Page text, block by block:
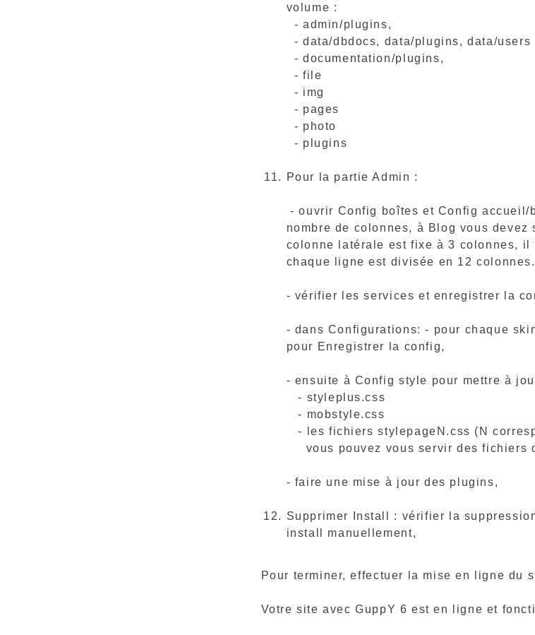
volume :
- admin/plugins,
- data/dbdocs, data/plugins, data/users
- documentation/plugins,
- file
- img
- pages
- photo
- plugins
Pour la partie Admin :
- ouvrir Config boîtes et Config accueil/
nombre de colonnes, à Blog vous
colonne latérale est fixe à 3 colonnes,
chaque ligne est divisée en 12 colonnes.
- vérifier les services et enregistrer la
- dans Configurations: - pour chaque
pour Enregistrer la config,
- ensuite à Config style pour mettre à
- styleplus.css
- mobstyle.css
- les fichiers stylepageN.css (N
vous pouvez vous servir des fichiers
- faire une mise à jour des plugins,
Supprimer Install : vérifier la
install manuellement,
Pour terminer, effectuer la mise en ligne du
Votre site avec GuppY 6 est en ligne et